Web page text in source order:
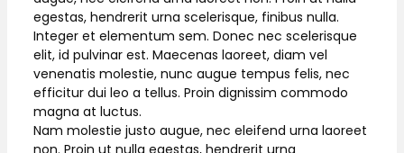
egestas, hendrerit urna scelerisque, finibus nulla.
Integer et elementum sem. Donec nec scelerisque
elit, id pulvinar est. Maecenas laoreet, diam vel
venenatis molestie, nunc augue tempus felis, nec
efficitur dui leo a tellus. Proin dignissim commodo
magna at luctus.
Nam molestie justo augue, nec eleifend urna laoreet